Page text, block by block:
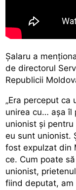
Şalaru a
de directorul
Republicii
„Era perceput ca
unirea cu… aşa îl
unionist şi
eu sunt unionist.
fost expulzat din
ce. Cum poate
unionist,
fiind deputat, am